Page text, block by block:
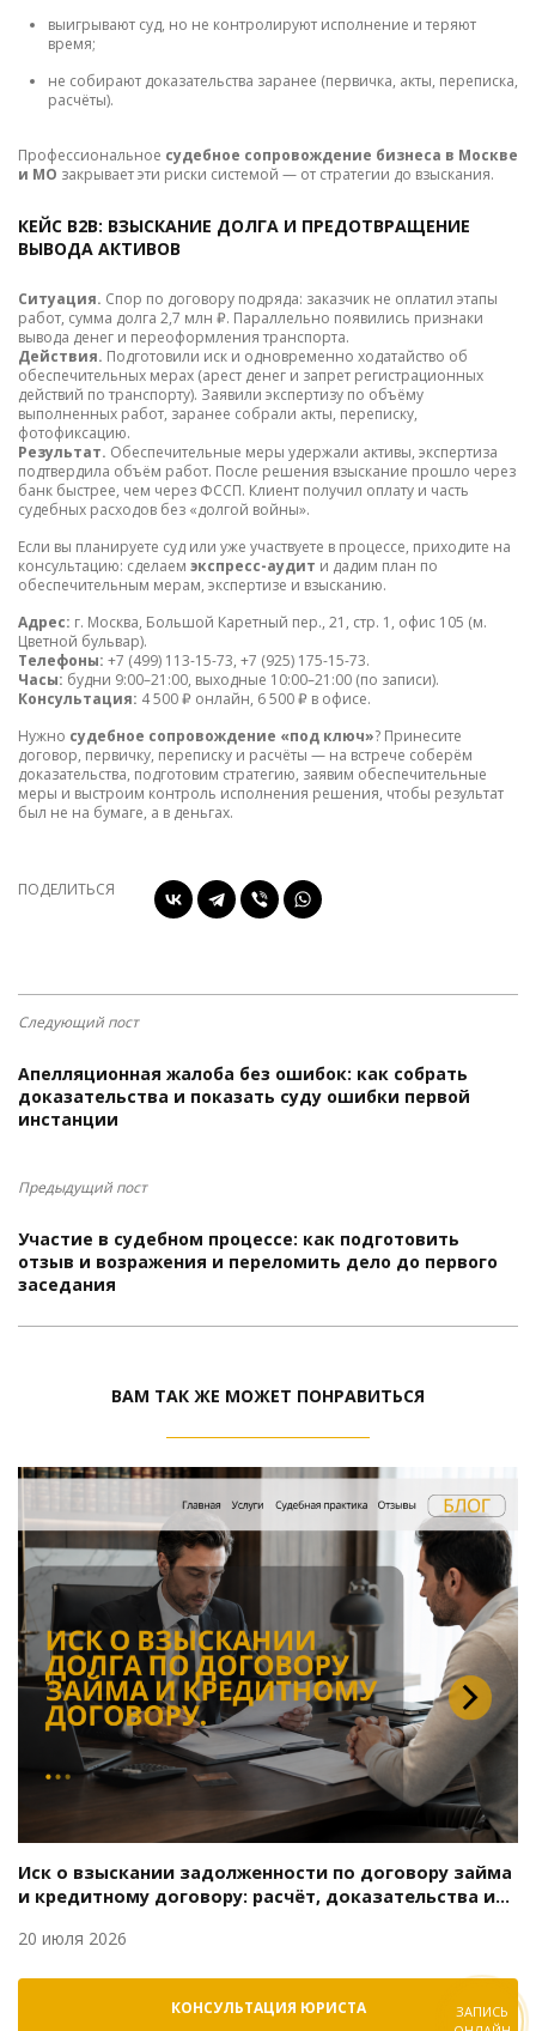
выигрывают суд, но не контролируют исполнение и теряют
время;
не собирают доказательства заранее (первичка, акты, переписка,
расчёты).
Профессиональное судебное сопровождение бизнеса в Москве
и МО закрывает эти риски системой — от стратегии до взыскания.
КЕЙС B2B: ВЗЫСКАНИЕ ДОЛГА И ПРЕДОТВРАЩЕНИЕ
ВЫВОДА АКТИВОВ
Ситуация. Спор по договору подряда: заказчик не оплатил этапы
работ, сумма долга 2,7 млн ₽. Параллельно появились признаки
вывода денег и переоформления транспорта.
Действия. Подготовили иск и одновременно ходатайство об
обеспечительных мерах (арест денег и запрет регистрационных
действий по транспорту). Заявили экспертизу по объёму
выполненных работ, заранее собрали акты, переписку,
фотофиксацию.
Результат. Обеспечительные меры удержали активы, экспертиза
подтвердила объём работ. После решения взыскание прошло через
банк быстрее, чем через ФССП. Клиент получил оплату и часть
судебных расходов без «долгой войны».
Если вы планируете суд или уже участвуете в процессе, приходите на
консультацию: сделаем экспресс-аудит и дадим план по
обеспечительным мерам, экспертизе и взысканию.
Адрес: г. Москва, Большой Каретный пер., 21, стр. 1, офис 105 (м.
Цветной бульвар).
Телефоны: +7 (499) 113-15-73, +7 (925) 175-15-73.
Часы: будни 9:00–21:00, выходные 10:00–21:00 (по записи).
Консультация: 4 500 ₽ онлайн, 6 500 ₽ в офисе.
Нужно судебное сопровождение «под ключ»? Принесите
договор, первичку, переписку и расчёты — на встрече соберём
доказательства, подготовим стратегию, заявим обеспечительные
меры и выстроим контроль исполнения решения, чтобы результат
был не на бумаге, а в деньгах.
ПОДЕЛИТЬСЯ
Следующий пост
Апелляционная жалоба без ошибок: как собрать
доказательства и показать суду ошибки первой
инстанции
Предыдущий пост
Участие в судебном процессе: как подготовить
отзыв и возражения и переломить дело до первого
заседания
ВАМ ТАК ЖЕ МОЖЕТ ПОНРАВИТЬСЯ
Иск о взыскании задолженности по договору займа
и кредитному договору: расчёт, доказательства и
20 июля 2026
КОНСУЛЬТАЦИЯ ЮРИСТА
ЗАПИСЬ